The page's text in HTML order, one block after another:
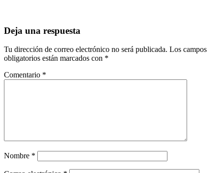
Deja una respuesta
Tu dirección de correo electrónico no será publicada. Los campos
obligatorios están marcados con *
Comentario *
Nombre *